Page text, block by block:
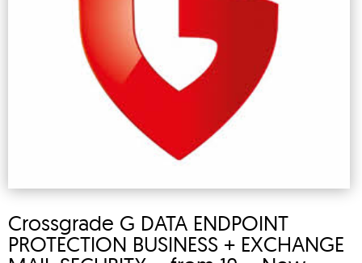
Crossgrade G DATA ENDPOINT
PROTECTION BUSINESS + EXCHANGE